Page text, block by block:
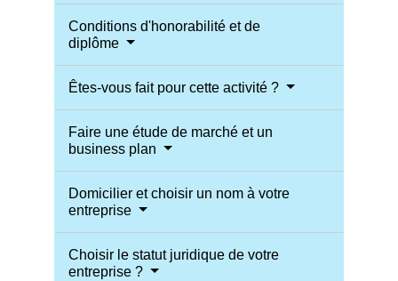
Conditions d'honorabilité et de
diplôme
Êtes-vous fait pour cette activité ?
Faire une étude de marché et un
business plan
Domicilier et choisir un nom à votre
entreprise
Choisir le statut juridique de votre
entreprise ?